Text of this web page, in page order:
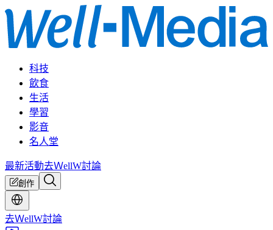
科技
飲食
生活
學習
影音
名人堂
最新活動去ＷellW討論
創作
去ＷellW討論